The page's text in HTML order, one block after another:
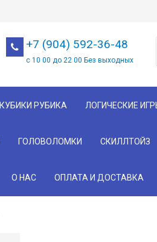
+7 (904) 592-36-48
с 10 00 до 22 00 Без выходных
КУБИКИ РУБИКА ЛОГИЧЕСКИЕ
ГОЛОВОЛОМКИ СКИЛЛТОЙЗ
О НАС ОПЛАТА И ДОСТАВКА